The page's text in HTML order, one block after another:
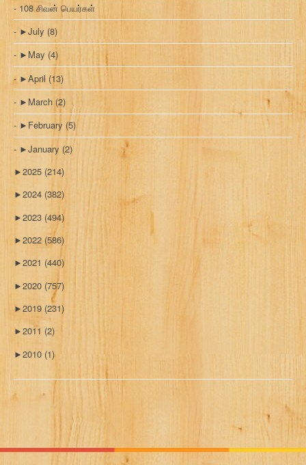
108 சிவன் பெயர்கள்
►July (8)
► May (4)
►April (13)
► March (2)
► February (5)
►January (2)
►2025 (214)
►2024 (382)
►2023 (494)
►2022 (586)
►2021 (440)
►2020 (757)
►2019 (231)
►2011 (2)
►2010 (1)